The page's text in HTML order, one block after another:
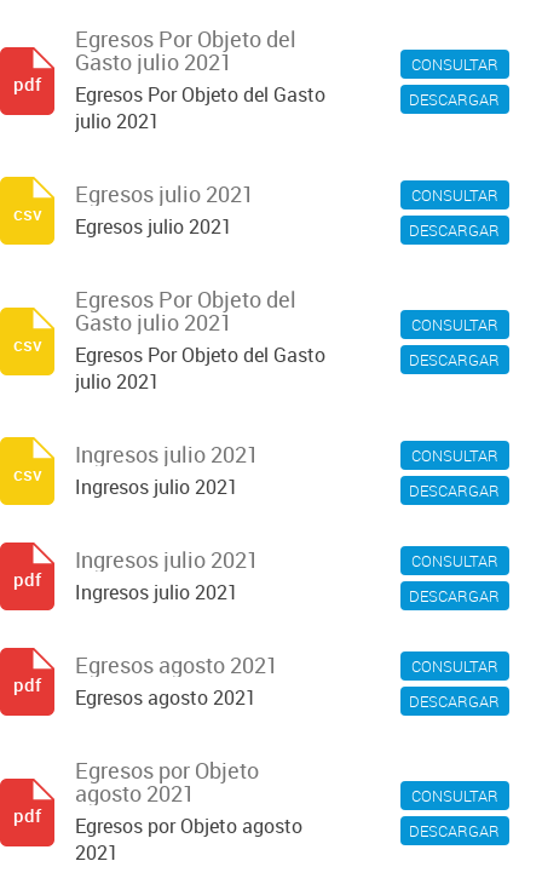
CONSULTAR
DESCARGAR
Egresos Por Objeto del
Gasto julio 2021
Egresos Por Objeto del Gasto
julio 2021
pdf
CONSULTAR
DESCARGAR
Egresos julio 2021
Egresos julio 2021
csv
CONSULTAR
DESCARGAR
Egresos Por Objeto del
Gasto julio 2021
Egresos Por Objeto del Gasto
julio 2021
csv
CONSULTAR
DESCARGAR
Ingresos julio 2021
Ingresos julio 2021
csv
CONSULTAR
DESCARGAR
Ingresos julio 2021
Ingresos julio 2021
pdf
CONSULTAR
DESCARGAR
Egresos agosto 2021
Egresos agosto 2021
pdf
CONSULTAR
DESCARGAR
Egresos por Objeto
agosto 2021
Egresos por Objeto agosto
2021
pdf